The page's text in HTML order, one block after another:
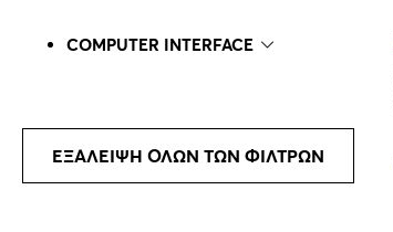
COMPUTER INTERFACE
ΕΞΑΛΕΙΨΗ ΟΛΩΝ ΤΩΝ ΦΙΛΤΡΩΝ